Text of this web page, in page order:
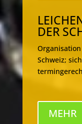
DER
Schweiz;
MEHR